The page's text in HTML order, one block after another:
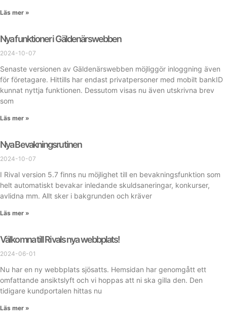
Läs mer »
Nya funktioner i Gäldenärswebben
2024-10-07
Senaste versionen av Gäldenärswebben möjliggör inloggning även
för företagare. Hittills har endast privatpersoner med mobilt bankID
kunnat nyttja funktionen. Dessutom visas nu även utskrivna brev
som
Läs mer »
Nya Bevakningsrutinen
2024-10-07
I Rival version 5.7 finns nu möjlighet till en bevakningsfunktion som
helt automatiskt bevakar inledande skuldsaneringar, konkurser,
avlidna mm. Allt sker i bakgrunden och kräver
Läs mer »
Välkomna till Rivals nya webbplats!
2024-06-01
Nu har en ny webbplats sjösatts. Hemsidan har genomgått ett
omfattande ansiktslyft och vi hoppas att ni ska gilla den. Den
tidigare kundportalen hittas nu
Läs mer »